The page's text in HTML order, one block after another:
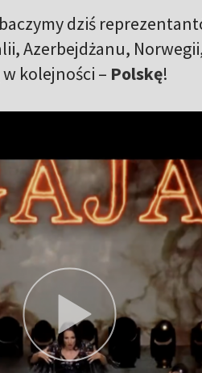
dziś
Azerbejdżanu,
kolejności – Polskę!